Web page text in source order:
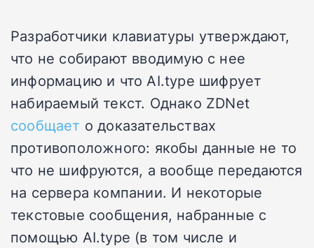
Разработчики клавиатуры утверждают,
что не собирают вводимую с нее
информацию и что AI.type шифрует
набираемый текст. Однако ZDNet
сообщает о доказательствах
противоположного: якобы данные не то
что не шифруются, а вообще передаются
на сервера компании. И некоторые
текстовые сообщения, набранные с
помощью AI.type (в том числе и